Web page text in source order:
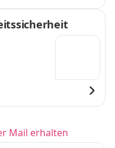
Mail erhalten